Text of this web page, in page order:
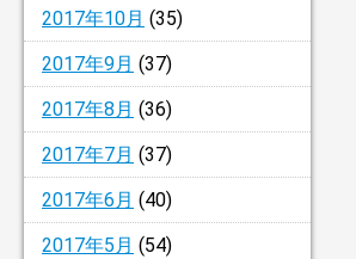
2017年10月 (35)
2017年9月 (37)
2017年8月 (36)
2017年7月 (37)
2017年6月 (40)
2017年5月 (54)